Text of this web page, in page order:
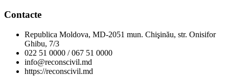
Contacte
Republica Moldova, MD-2051 mun. Chişinău, str. Onisifor
Ghibu, 7/3
022 51 0000 / 067 51 0000
info@reconscivil.md
https://reconscivil.md